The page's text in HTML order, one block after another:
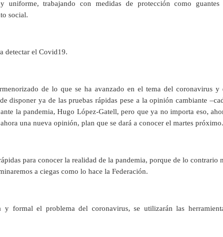
uniforme, trabajando con medidas de protección como
social.
detectar el Covid19.
de lo que se ha avanzado en el tema del coronavirus y
disponer ya de las pruebas rápidas pese a la opinión cambiante
la pandemia, Hugo López-Gatell, pero que ya no importa eso,
una nueva opinión, plan que se dará a conocer el martes próximo.
para conocer la realidad de la pandemia, porque de lo contrario
a ciegas como lo hace la Federación.
formal el problema del coronavirus, se utilizarán las